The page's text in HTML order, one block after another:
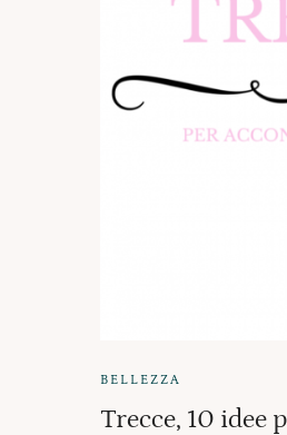
BELLEZZA
Trecce, 10 idee